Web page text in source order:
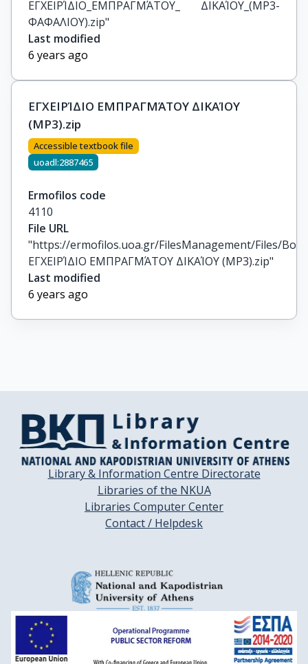
ΕΓΧΕΙΡΊΔΙΟ_ΕΜΠΡΑΓΜΆΤΟΥ_ ΔΙΚΑΊΟΥ_(MP3-
ΦΑΦΑΛΙΟΥ).zip"
Last modified
6 years ago
ΕΓΧΕΙΡΊΔΙΟ ΕΜΠΡΑΓΜΆΤΟΥ ΔΙΚΑΊΟΥ
(MP3).zip
Accessible textbook file
uoadl:2887465
Ermofilos code
4110
File URL
"https://ermofilos.uoa.gr/FilesManagement/Files/
ΕΓΧΕΙΡΊΔΙΟ ΕΜΠΡΑΓΜΆΤΟΥ ΔΙΚΑΊΟΥ (MP3).zip"
Last modified
6 years ago
Library & Information Centre Directorate
Libraries of the NKUA
Libraries Computer Center
Contact / Helpdesk